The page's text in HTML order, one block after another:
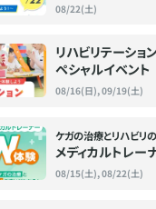
08/22(土)
リハビリテーショ
ペシャルイベント
08/16(日), 09/19(土)
ケガの治療とリハビリ
メディカルトレー
08/15(土), 08/22(土)